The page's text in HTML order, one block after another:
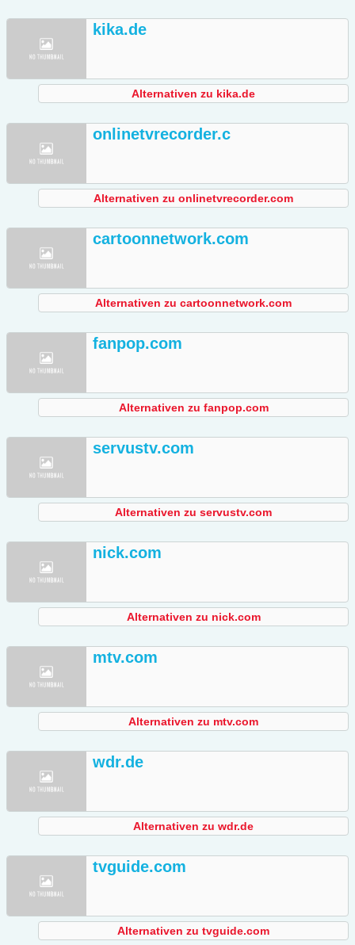
kika.de
Alternativen zu kika.de
onlinetvrecorder.c
Alternativen zu onlinetvrecorder.com
cartoonnetwork.com
Alternativen zu cartoonnetwork.com
fanpop.com
Alternativen zu fanpop.com
servustv.com
Alternativen zu servustv.com
nick.com
Alternativen zu nick.com
mtv.com
Alternativen zu mtv.com
wdr.de
Alternativen zu wdr.de
tvguide.com
Alternativen zu tvguide.com